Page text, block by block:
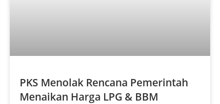
PKS Menolak Rencana Pemerintah
Menaikan Harga LPG & BBM